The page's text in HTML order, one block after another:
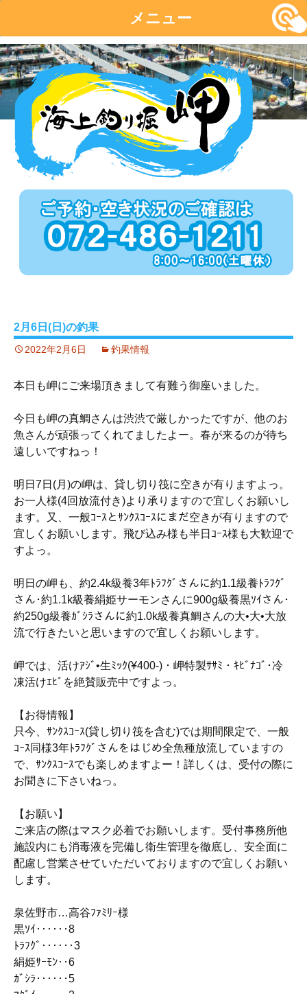
メニュー
コ
ン
テ
ン
2月6日(日)の釣果
2022年2月6日 釣果情報
本日も岬にご来場頂きまして有難う御座いました。
今日も岬の真鯛さんは渋渋で厳しかったですが、他のお
魚さんが頑張ってくれてましたよー。春が来るのが待ち
遠しいですねっ！
明日7日(月)の岬は、貸し切り筏に空きが有りますよっ。
お一人様(4回放流付き)より承りますので宜しくお願いし
ます。又、一般ｺｰｽとｻﾝｸｽｺｰｽにまだ空きが有りますので
宜しくお願いします。飛び込み様も半日ｺｰｽ様も大歓迎で
すよっ。
明日の岬も、約2.4k級養3年ﾄﾗﾌｸﾞさんに約1.1級養ﾄﾗﾌｸﾞ
さん･約1.1k級養絹姫サーモンさんに900g級養黒ｿｲさん･
約250g級養ｶﾞｼﾗさんに約1.0k級養真鯛さんの大•大•大放
流で行きたいと思いますので宜しくお願いします。
岬では、活けｱｼﾞ•生ﾐｯｸ(¥400-)・岬特製ｻｻﾐ・ｷﾋﾞﾅｺﾞ･冷
凍活けｴﾋﾞを絶賛販売中ですよっ。
【お得情報】
只今、ｻﾝｸｽｺｰｽ(貸し切り筏を含む)では期間限定で、一般
ｺｰｽ同様3年ﾄﾗﾌｸﾞさんをはじめ全魚種放流していますの
で、ｻﾝｸｽｺｰｽでも楽しめますよー！詳しくは、受付の際に
お聞きに下さいねっ。
【お願い】
ご来店の際はマスク必着でお願いします。受付事務所他
施設内にも消毒液を完備し衛生管理を徹底し、安全面に
配慮し営業させていただいておりますので宜しくお願い
します。
泉佐野市…高谷ﾌｧﾐﾘｰ様
黒ｿｲ‥‥‥8
ﾄﾗﾌｸﾞ‥‥‥3
絹姫ｻｰﾓﾝ‥6
ｶﾞｼﾗ‥‥‥5